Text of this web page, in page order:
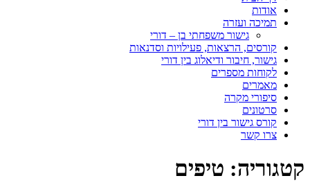
אודות
תמיכה ועזרה
גישור משפחתי בן – דורי
קורסים, הרצאות, פעילויות וסדנאות
גישור, חיבור ודיאלוג בין דורי
לקוחות מספרים
מאמרים
סיפורי מקרה
סרטונים
קורס גישור בין דורי
צרו קשר
קטגוריה: טיפים